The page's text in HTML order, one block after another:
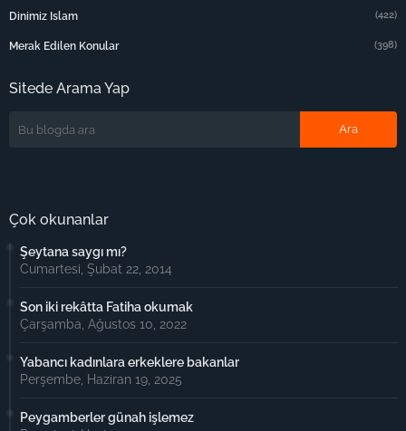
Dinimiz Islam (422)
Merak Edilen Konular (398)
Sitede Arama Yap
Çok okunanlar
Şeytana saygı mı?
Cumartesi, Şubat 22, 2014
Son iki rekâtta Fatiha okumak
Çarşamba, Ağustos 10, 2022
Yabancı kadınlara erkeklere bakanlar
Perşembe, Haziran 19, 2025
Peygamberler günah işlemez